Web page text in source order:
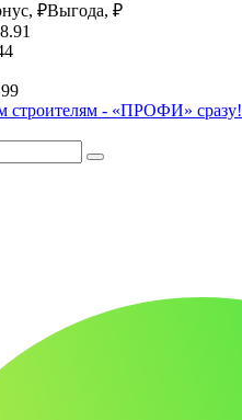
₽Выгода, ₽
8.91
строителям - «ПРОФИ» сразу!